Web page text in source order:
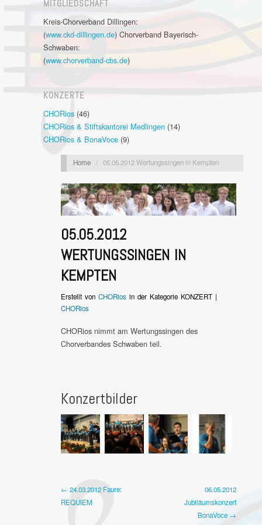
MITGLIEDSCHAFT
Kreis-Chorverband Dillingen:
(www.ckd-dillingen.de) Chorverband Bayerisch-
Schwaben:
(www.chorverband-cbs.de)
KONZERTE
CHORios (46)
CHORios & Stiftskantorei Medlingen (14)
CHORios & BonaVoce (9)
Home / 05.05.2012 Wertungssingen in Kempten
05.05.2012
WERTUNGSSINGEN IN
KEMPTEN
Erstellt von CHORios in der Kategorie KONZERT |
CHORios
CHORios nimmt am Wertungssingen des
Chorverbandes Schwaben teil.
Konzertbilder
← 24.03.2012 Faure:
REQUIEM
06.05.2012
Jubiläumskonzert
BonaVoce →